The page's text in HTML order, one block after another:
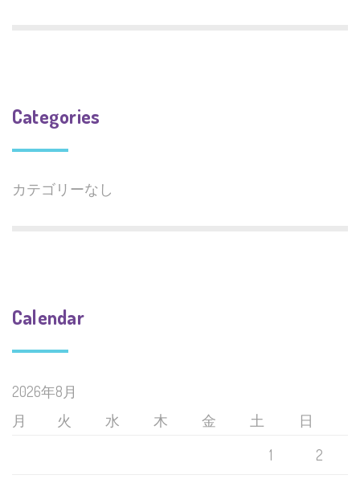
Categories
カテゴリーなし
Calendar
2026年8月
月
火 水 木 金 土
日
1
2